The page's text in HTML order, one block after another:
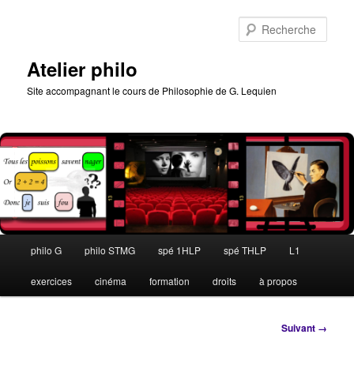
Atelier philo
Site accompagnant le cours de Philosophie de G. Lequien
principal
philo G philo STMG spé 1HLP spé THLP L1
exercices cinéma formation droits à propos
Suivant →